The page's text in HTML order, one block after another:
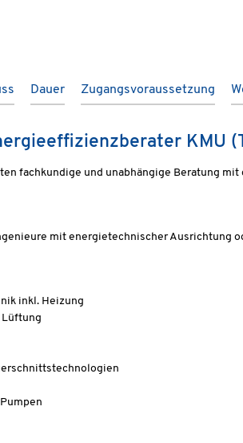
Dauer Zugangsvoraussetzung
KMU
fachkundige und unabhängige Beratung
mit energietechnischer Ausrichtung
inkl. Heizung
Lüftung